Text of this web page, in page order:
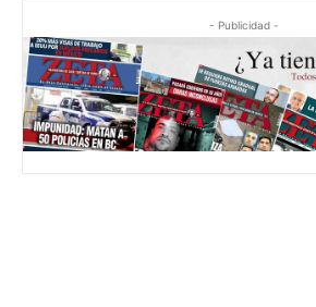
- Publicidad -